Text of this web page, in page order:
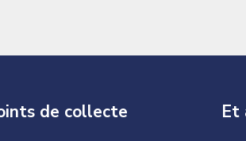
de collecte Et